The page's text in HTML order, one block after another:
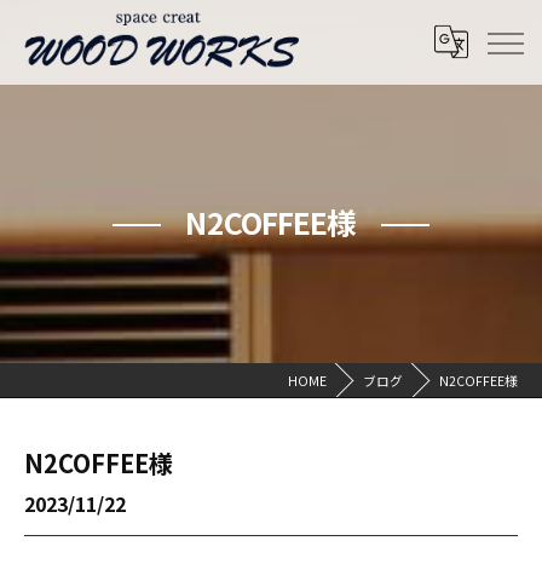
N2COFFEE様
HOME ブログ N2COFFEE様
N2COFFEE様
2023/11/22